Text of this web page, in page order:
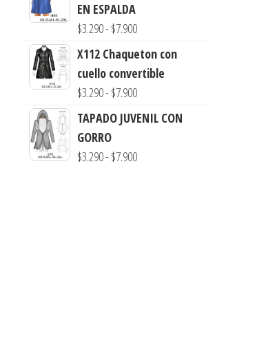
hasta
EN ESPALDA
$3.290- $7.900Rango
de
precios:
desde
hasta
X112 Chaqueton con
cuello convertible
$3.290- $7.900Rango
de
desde
TAPADO JUVENIL CON
GORRO
$3.290- $7.900Rango